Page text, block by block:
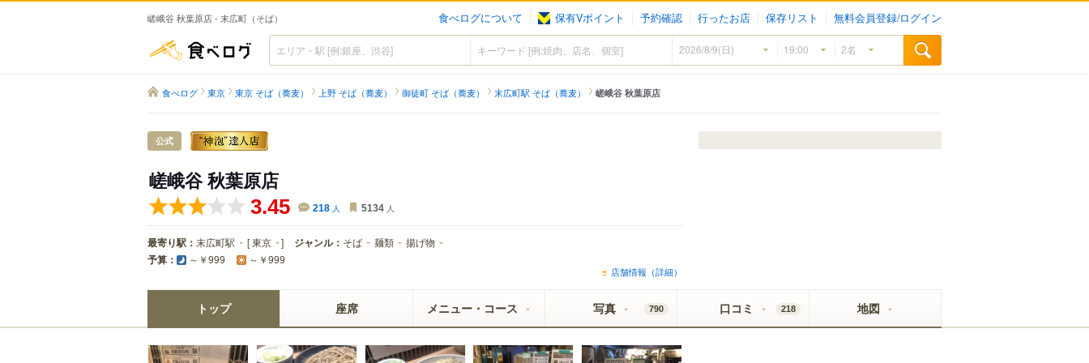
嵯峨谷 秋葉原店 - 末広町（そば） 食べログについて 保有Vポイント 予約確認 行ったお店 保存リスト 無料会員登録/ログイン
食べログ
食べログ 東京 東京 そば（蕎麦） 上野 そば（蕎麦） 御徒町 そば（蕎麦） 末広町駅 そば（蕎麦） 嵯峨谷 秋葉原店
公式
嵯峨谷 秋葉原店
3.45 218 人 5134 人
最寄り駅： 末広町駅 [東京 ] ジャンル： そば 麺類 揚げ物
予算： ～￥999 ～￥999
店舗情報（詳細）
トップ 座席 メニュー・コース 写真 790 口コミ 218 地図